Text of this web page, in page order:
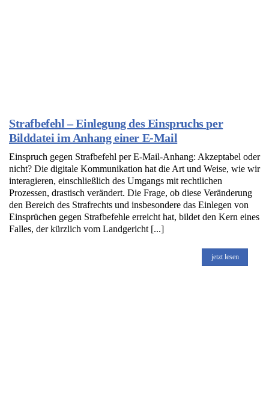
Strafbefehl – Einlegung des Einspruchs per
Bilddatei im Anhang einer E-Mail
Einspruch gegen Strafbefehl per E-Mail-Anhang: Akzeptabel oder
nicht? Die digitale Kommunikation hat die Art und Weise, wie wir
interagieren, einschließlich des Umgangs mit rechtlichen
Prozessen, drastisch verändert. Die Frage, ob diese Veränderung
den Bereich des Strafrechts und insbesondere das Einlegen von
Einsprüchen gegen Strafbefehle erreicht hat, bildet den Kern eines
Falles, der kürzlich vom Landgericht [...]
jetzt lesen